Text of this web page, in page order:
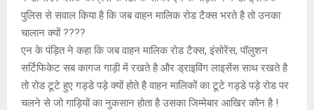
पुलिस से सवाल किया है कि जब वाहन मालिक रोड टैक्स भरते है तो उनका
चालान क्यों ????
एन के पंड़ित ने कहा कि जब वाहन मालिक रोड टैक्स, इंसोरेंस, पॉलुशन
सर्टिफिकेट सब कागज गाड़ी में रखते है और ड्राइविंग लाइसेंस साथ रखते है
तो रोड टूटे हुए गड्डे पड़े क्यों होते है वाहन मालिकों का टूटे गड्डे पड़े रोड पर
चलने से जो गाड़ियों का नुकसान होता है उसका जिम्मेबार आखिर कौन है !